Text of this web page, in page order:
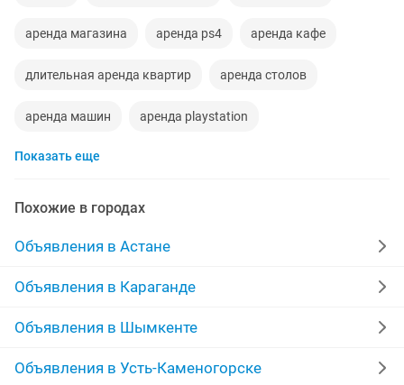
аренда магазина аренда ps4 аренда кафе
длительная аренда квартир аренда столов
аренда машин аренда playstation
долгосрочная аренда
аренда авто с последующим выкупом
аренда посуды аренда палатки
аренда авто с выкупом аренда ps
аренда микроавтобуса аренда пылесоса
Показать еще
Похожие в городах
Объявления в Астане
Объявления в Караганде
Объявления в Шымкенте
Объявления в Усть-Каменогорске